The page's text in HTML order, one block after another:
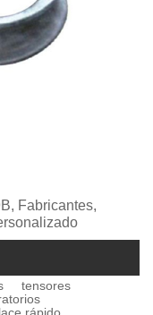
Fabricantes,
tensores